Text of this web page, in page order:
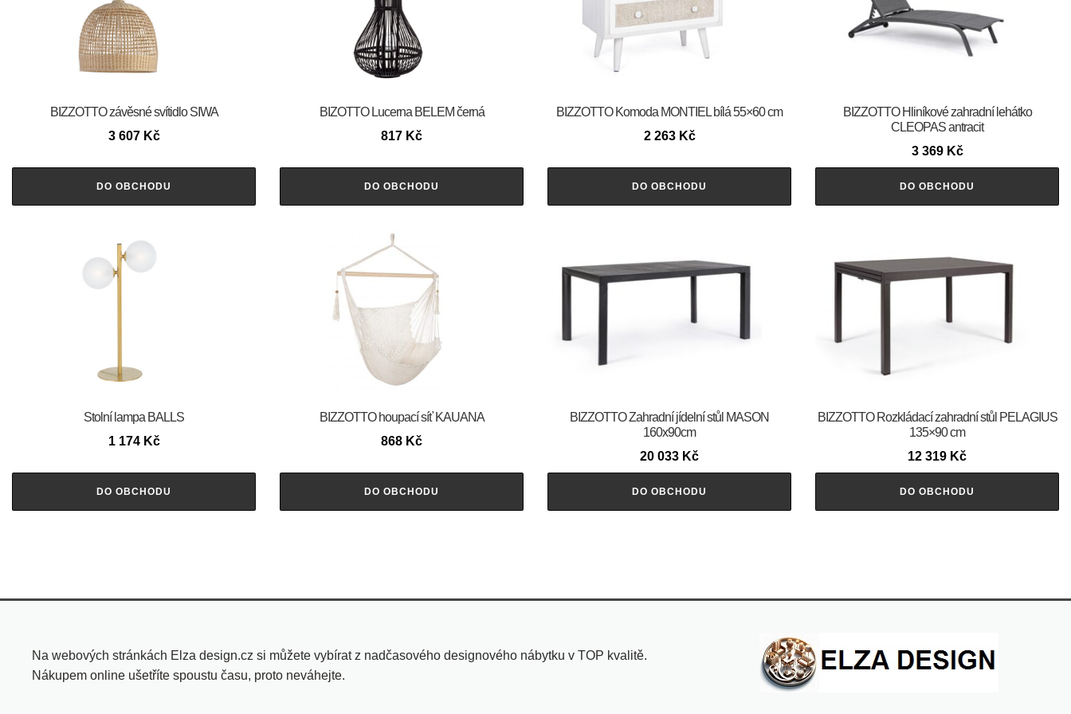
BIZZOTTO závěsné svítidlo SIWA
3 607 Kč
DO OBCHODU
BIZOTTO Lucerna BELEM černá
817 Kč
DO OBCHODU
BIZZOTTO Komoda MONTIEL bílá 55×60 cm
2 263 Kč
DO OBCHODU
BIZZOTTO Hliníkové zahradní lehátko
CLEOPAS antracit
3 369 Kč
DO OBCHODU
Stolní lampa BALLS
1 174 Kč
DO OBCHODU
BIZZOTTO houpací síť KAUANA
868 Kč
DO OBCHODU
BIZZOTTO Zahradní jídelní stůl MASON
160x90cm
20 033 Kč
DO OBCHODU
BIZZOTTO Rozkládací zahradní stůl PELAGIUS
135×90 cm
12 319 Kč
DO OBCHODU
Na webových stránkách Elza design.cz si můžete vybírat z nadčasového designového nábytku v TOP kvalitě.
Nákupem online ušetříte spoustu času, proto neváhejte.